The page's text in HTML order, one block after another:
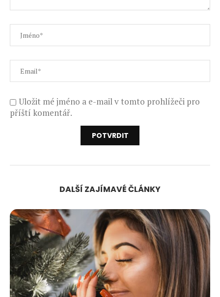
Uložit mé jméno a e-mail v tomto prohlížeči pro
příští komentář.
DALŠÍ ZAJÍMAVÉ ČLÁNKY